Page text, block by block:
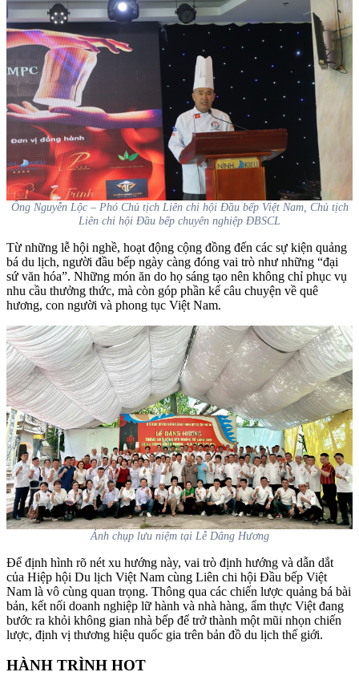
Ông Nguyễn Lộc – Phó Chủ tịch Liên chi hội Đầu bếp Việt Nam, Chủ tịch
Liên chi hội Đầu bếp chuyên nghiệp ĐBSCL
Từ những lễ hội nghề, hoạt động cộng đồng đến các sự kiện quảng
bá du lịch, người đầu bếp ngày càng đóng vai trò như những “đại
sứ văn hóa”. Những món ăn do họ sáng tạo nên không chỉ phục vụ
nhu cầu thưởng thức, mà còn góp phần kể câu chuyện về quê
hương, con người và phong tục Việt Nam.
Ảnh chụp lưu niệm tại Lễ Dâng Hương
Để định hình rõ nét xu hướng này, vai trò định hướng và dẫn dắt
của Hiệp hội Du lịch Việt Nam cùng Liên chi hội Đầu bếp Việt
Nam là vô cùng quan trọng. Thông qua các chiến lược quảng bá bài
bản, kết nối doanh nghiệp lữ hành và nhà hàng, ẩm thực Việt đang
bước ra khỏi không gian nhà bếp để trở thành một mũi nhọn chiến
lược, định vị thương hiệu quốc gia trên bản đồ du lịch thế giới.
HÀNH TRÌNH HOT